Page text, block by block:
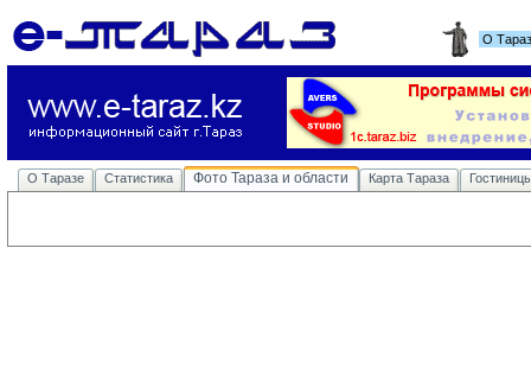
О
О Таразе Статистика Фото Тараза и области Карта Тараза